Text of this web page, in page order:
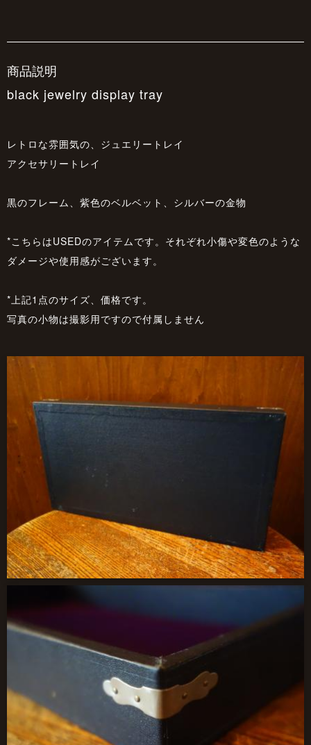
商品説明
black jewelry display tray
レトロな雰囲気の、ジュエリートレイ
アクセサリートレイ
黒のフレーム、紫色のベルベット、シルバーの金物
*こちらはUSEDのアイテムです。それぞれ小傷や変色のような
ダメージや使用感がございます。
*上記1点のサイズ、価格です。
写真の小物は撮影用ですので付属しません